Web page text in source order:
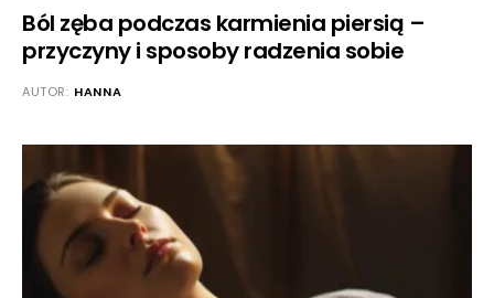
Ból zęba podczas karmienia piersią –
przyczyny i sposoby radzenia sobie
AUTOR: HANNA